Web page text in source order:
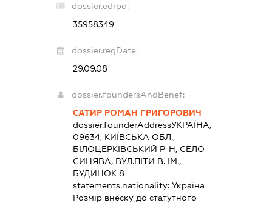
dossier.edrpo:
35958349
dossier.regDate:
29.09.08
dossier.foundersAndBenef:
САТИР РОМАН ГРИГОРОВИЧ
dossier.founderAddressУКРАЇНА,
09634, КИЇВСЬКА ОБЛ.,
БІЛОЦЕРКІВСЬКИЙ Р-Н, СЕЛО
СИНЯВА, ВУЛ.ПІТИ В. ІМ.,
БУДИНОК 8
statements.nationality:Україна
Розмір внеску до статутного